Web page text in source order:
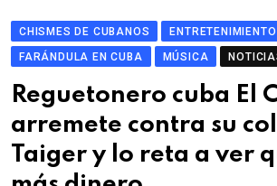
CHISMES DE CUBANOS
ENTRETENIMIENTO
FARÁNDULA EN CUBA
MÚSICA
Reguetonero cuba El
arremete contra su
Taiger y lo reta a ver